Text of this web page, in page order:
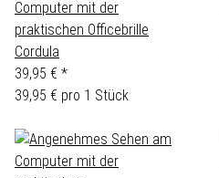
Computer mit der
praktischen Officebrille
Cordula
39,95 € *
39,95 € pro 1 Stück